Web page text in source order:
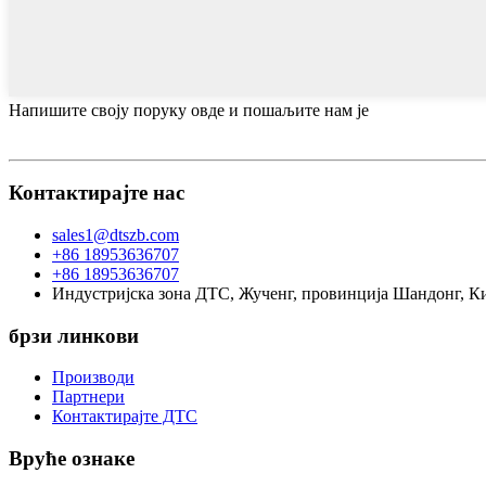
Напишите своју поруку овде и пошаљите нам је
Контактирајте нас
sales1@dtszb.com
+86 18953636707
+86 18953636707
Индустријска зона ДТС, Жученг, провинција Шандонг,
брзи линкови
Производи
Партнери
Контактирајте ДТС
Вруће ознаке